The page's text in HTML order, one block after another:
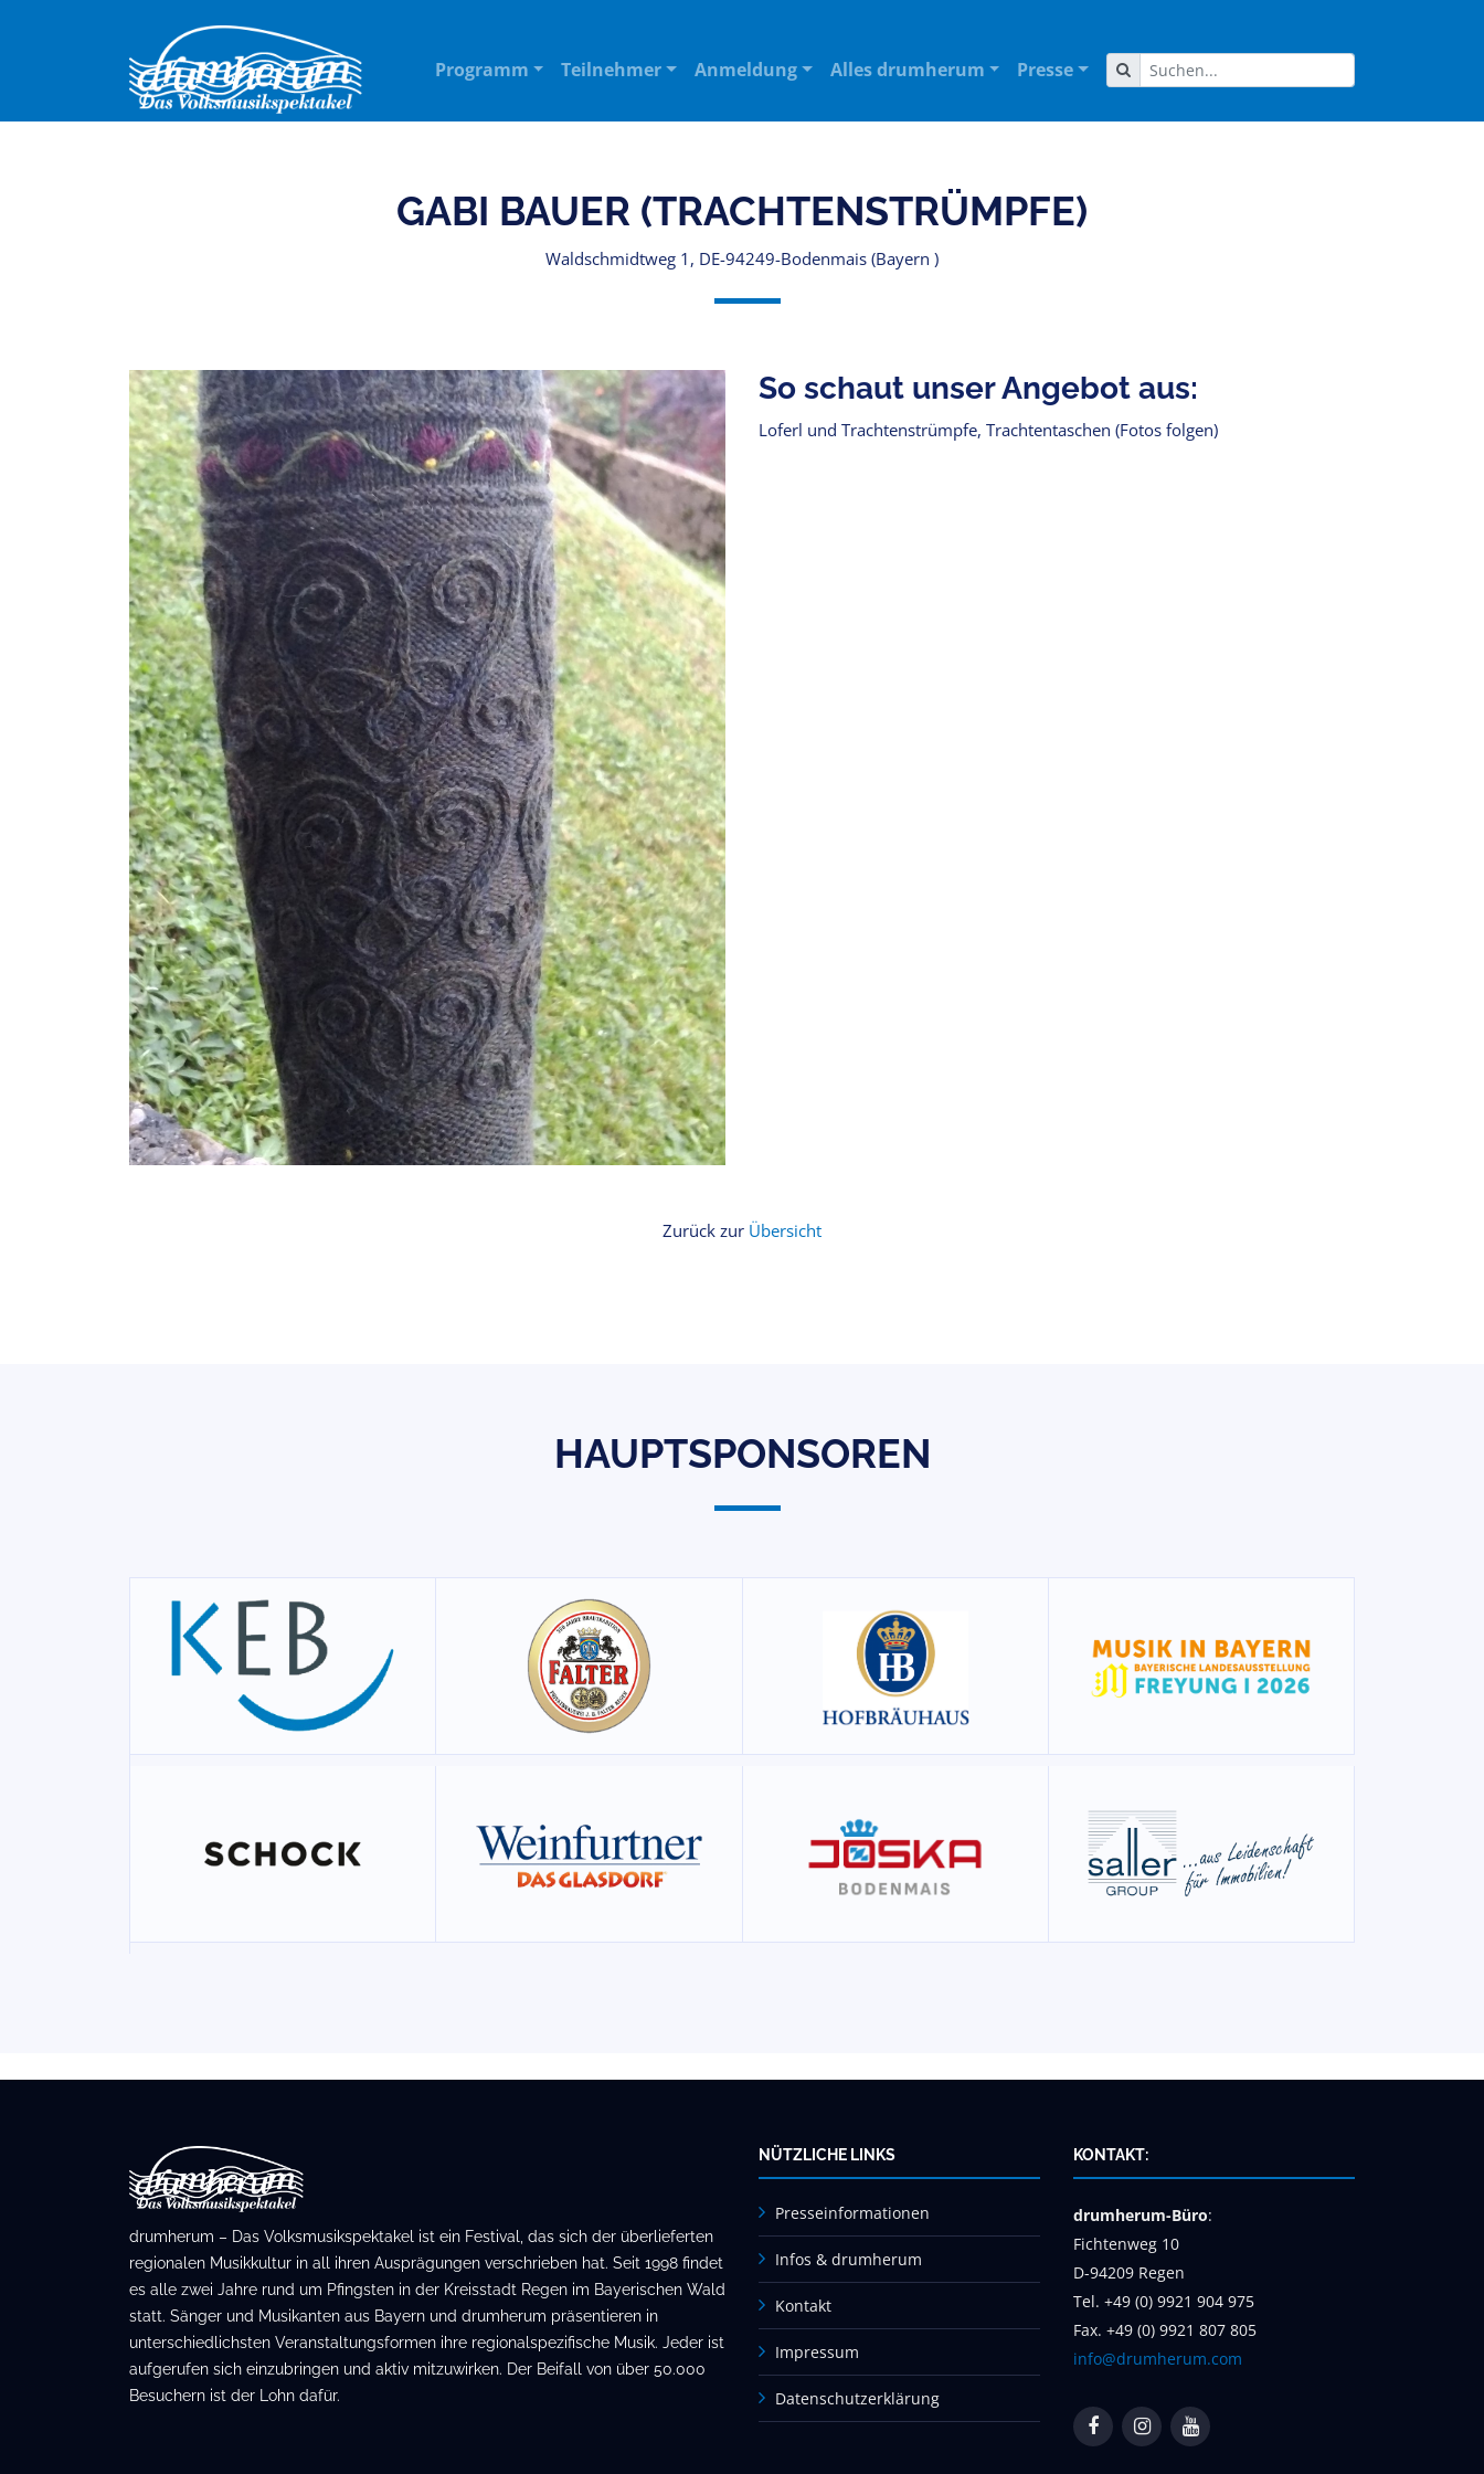
Programm Teilnehmer Anmeldung Alles drumherum Presse
GABI BAUER (TRACHTENSTRÜMPFE)
Waldschmidtweg 1, DE-94249-Bodenmais (Bayern )
So schaut unser Angebot aus:
Loferl und Trachtenstrümpfe, Trachtentaschen (Fotos folgen)
Zurück zur Übersicht
HAUPTSPONSOREN
drumherum – Das Volksmusikspektakel ist ein Festival, das sich der überlieferten
regionalen Musikkultur in all ihren Ausprägungen verschrieben hat. Seit 1998 findet
es alle zwei Jahre rund um Pfingsten in der Kreisstadt Regen im Bayerischen Wald
statt. Sänger und Musikanten aus Bayern und drumherum präsentieren in
unterschiedlichsten Veranstaltungsformen ihre regionalspezifische Musik. Jeder ist
aufgerufen sich einzubringen und aktiv mitzuwirken. Der Beifall von über 50.000
Besuchern ist der Lohn dafür.
NÜTZLICHE LINKS
Presseinformationen
Infos & drumherum
Kontakt
Impressum
Datenschutzerklärung
KONTAKT:
drumherum-Büro:
Fichtenweg 10
D-94209 Regen
Tel. +49 (0) 9921 904 975
Fax. +49 (0) 9921 807 805
info@drumherum.com